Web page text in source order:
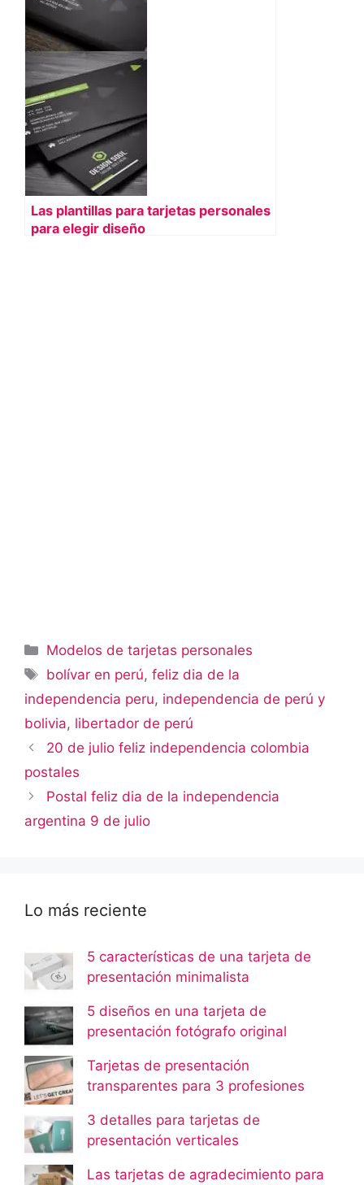
Las plantillas para tarjetas personales
para elegir diseño
Categorías
Modelos de tarjetas personales
Etiquetas
bolívar en perú,feliz dia de la
independencia peru, independencia de perú y
bolivia, libertador de perú
20 de julio feliz independencia colombia
postales
Postal feliz dia de la independencia
argentina 9 de julio
Lo más reciente
5 características de una tarjeta de
presentación minimalista
5 diseños en una tarjeta de
presentación fotógrafo original
Tarjetas de presentación
transparentes para 3 profesiones
3 detalles para tarjetas de
presentación verticales
Las tarjetas de agradecimiento para